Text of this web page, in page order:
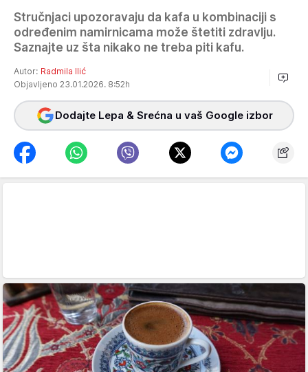
Stručnjaci upozoravaju da kafa u kombinaciji s
određenim namirnicama može štetiti zdravlju.
Saznajte uz šta nikako ne treba piti kafu.
Autor: Radmila Ilić
Objavljeno 23.01.2026. 8:52h
Dodajte Lepa & Srećna u vaš Google izbor